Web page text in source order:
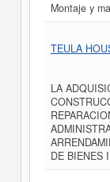
Montaje y
TEULA
LA
DE BIENES